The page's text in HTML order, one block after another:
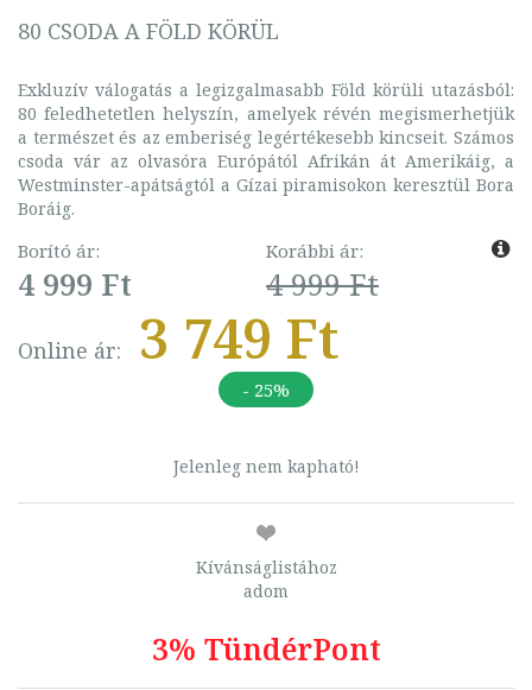
80 CSODA A FÖLD KÖRÜL
Exkluzív válogatás a legizgalmasabb Föld körüli utazásból:
80 feledhetetlen helyszín, amelyek révén megismerhetjük
a természet és az emberiség legértékesebb kincseit. Számos
csoda vár az olvasóra Európától Afrikán át Amerikáig, a
Westminster-apátságtól a Gízai piramisokon keresztül Bora
Boráig.
Borító ár:
4 999 Ft
Korábbi ár:
4 999 Ft
Online ár: 3 749 Ft
- 25%
Jelenleg nem kapható!
Kívánságlistához
adom
3% TündérPont